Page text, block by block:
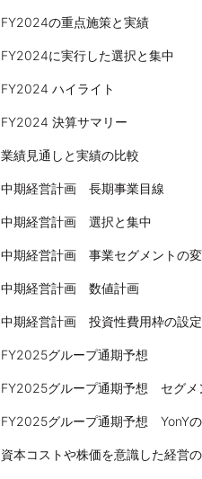
FY2024の重点施策と実績
FY2024に実行した選択と集中
FY2024 ハイライト
FY2024 決算サマリー
業績見通しと実績の比較
中期経営計画 長期事業目線
中期経営計画 選択と集中
中期経営計画 数値計画
中期経営計画 投資性費用枠の設定
FY2025グループ通期予想